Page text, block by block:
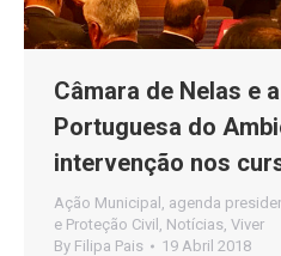
Câmara de Nelas e
Portuguesa do
intervenção nos
Ação Municipal agenda
e Proteção Civil Notícias Viver
By Filipa Pais 19 Abril 2018